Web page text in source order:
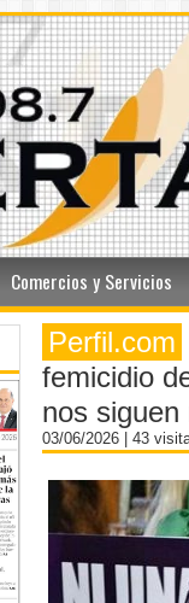
Comercios y Servicios
Perfil.com
femicidio
nos siguen
03/06/2026 | 43